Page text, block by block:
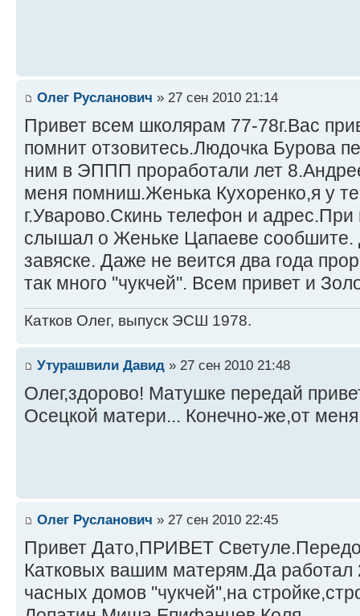
Олег Русланович » 27 сен 2010 21:14
Привет всем школярам 77-78г.Вас
помнит отзовитесь.Людочка Бурова
ним в ЭППП проработали лет
меня помниш.Женька Кухоренко,я у
г.Уварово.Скинь телефон и
слышал о Женьке Цапаеве сообшите.
завяске. Даже не веится два года
так много ''чукчей''. Всем привет и
Катков Олег, выпуск ЭСШ 1978.
Утурашвили Давид » 27 сен 2010 21:48
Олег,здорово! Матушке передай
Осецкой матери... Конечно-же,от
Олег Русланович » 27 сен 2010 22:45
Привет Дато,ПРИВЕТ
Катковых вашим матерям.Да работал
часных домов ''чукчей'',на